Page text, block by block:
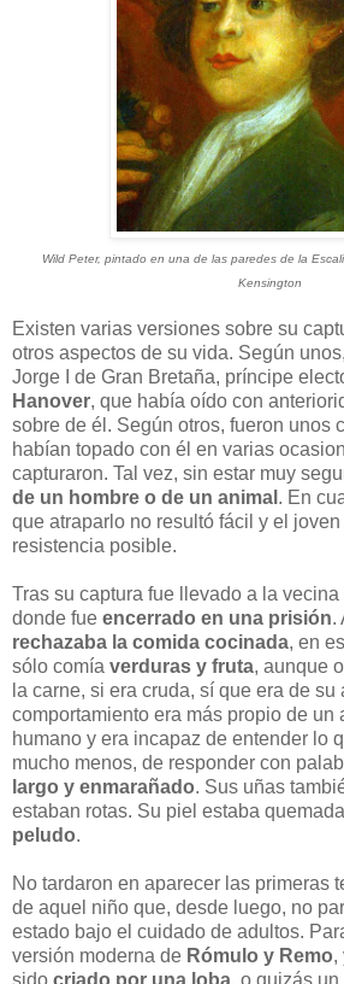
Wild Peter, pintado en una de las paredes de la
Kensington
Existen varias versiones sobre su
otros aspectos de su vida. Según
Jorge I de Gran Bretaña, príncipe
Hanover, que había oído con
sobre de él. Según otros, fueron unos
habían topado con él en varias
capturaron. Tal vez, sin estar muy
de un hombre o de un animal . En
que atraparlo no resultó fácil y el
resistencia posible.
Tras su captura fue llevado a la
donde fue encerrado en una prisión.
rechazaba la comida cocinada, en
sólo comía verduras y fruta, aunque
la carne, si era cruda, sí que era de su
comportamiento era más propio de un
humano y era incapaz de entender lo
mucho menos, de responder con
largo y enmarañado. Sus uñas
estaban rotas. Su piel estaba
peludo.
No tardaron en aparecer las primeras
de aquel niño que, desde luego, no
estado bajo el cuidado de adultos.
versión moderna de Rómulo y Remo,
sido criado por una loba, o quizás un